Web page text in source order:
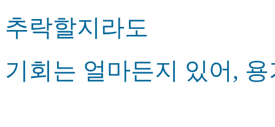
추락할지라도
기회는 얼마든지 있어,